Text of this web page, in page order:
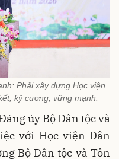
Phải xây dựng Học viện
kỷ cương, vững mạnh.
ủy Bộ Dân tộc và
với Học viện Dân
Bộ Dân tộc và Tôn